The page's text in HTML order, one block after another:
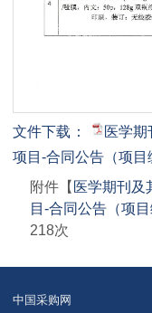
文件下载：
医学
项目-合同公告（项
附件【 医学期刊及
目-合同公告（项
218次
中国采购网